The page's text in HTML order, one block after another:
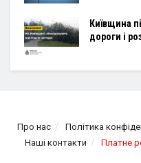
Київщина
дороги і
Про нас Політика
Наші контакти
Платне